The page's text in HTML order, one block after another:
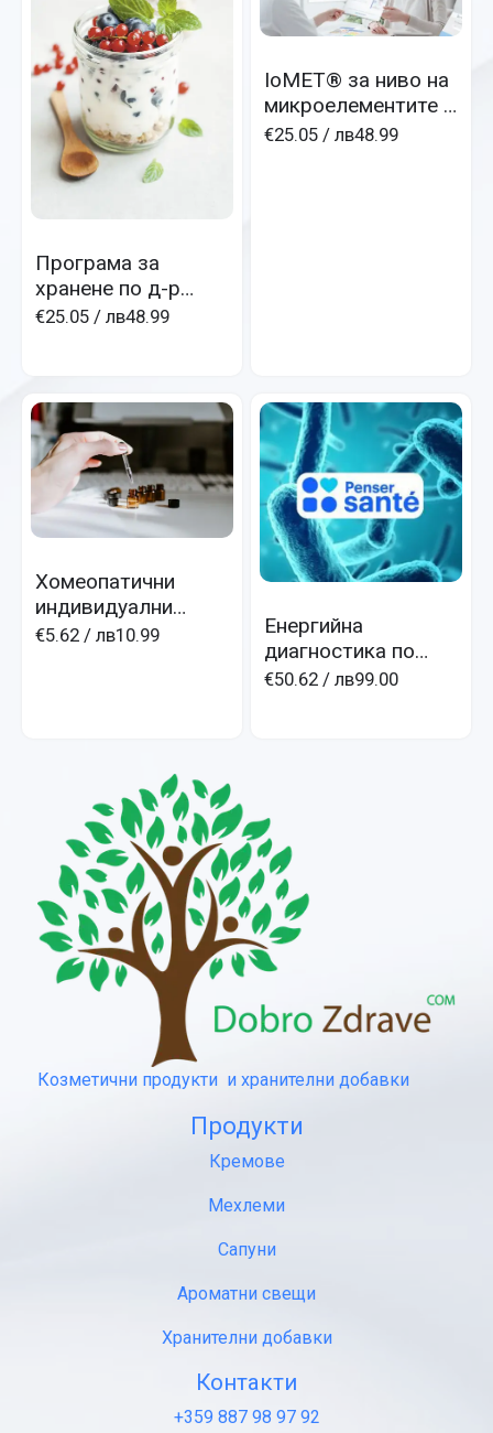
Програма за
хранене по д-р
Кусмин
€25.05 / лв48.99
IoMET® за ниво на
микроелементите в
клетката,безкръве
€25.05 / лв48.99
Хомеопатични
индивидуални
капки
€5.62 / лв10.99
Енергийна
диагностика по
методана д-р Фол
€50.62 / лв99.00
Козметични продукти и хранителни добавки
Продукти
Кремове
Мехлеми
Сапуни
Ароматни свещи
Хранителни добавки
Контакти
+359 887 98 97 92